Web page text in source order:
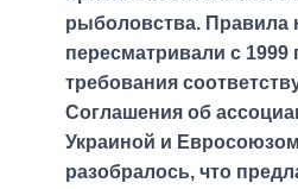
рыболовства. Правила
пересматривали с 1999
требования
Соглашения об
Украиной и
разобралось, что